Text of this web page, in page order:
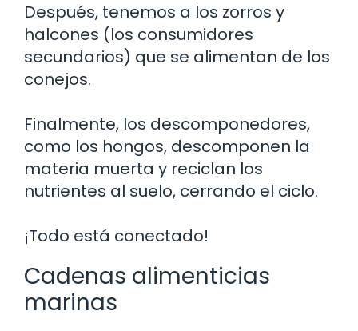
Después, tenemos a los zorros y
halcones (los consumidores
secundarios) que se alimentan de los
conejos.
Finalmente, los descomponedores,
como los hongos, descomponen la
materia muerta y reciclan los
nutrientes al suelo, cerrando el ciclo.
¡Todo está conectado!
Cadenas alimenticias
marinas